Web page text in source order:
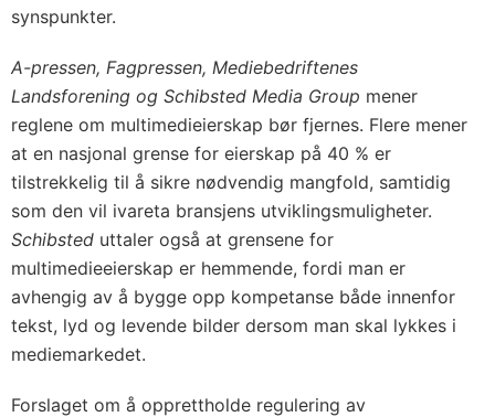
synspunkter.
A-pressen, Fagpressen, Mediebedriftenes
Landsforening og Schibsted Media Group mener
reglene om multimedieierskap bør fjernes. Flere mener
at en nasjonal grense for eierskap på 40 % er
tilstrekkelig til å sikre nødvendig mangfold, samtidig
som den vil ivareta bransjens utviklingsmuligheter.
Schibsted uttaler også at grensene for
multimedieeierskap er hemmende, fordi man er
avhengig av å bygge opp kompetanse både innenfor
tekst, lyd og levende bilder dersom man skal lykkes i
mediemarkedet.
Forslaget om å opprettholde regulering av